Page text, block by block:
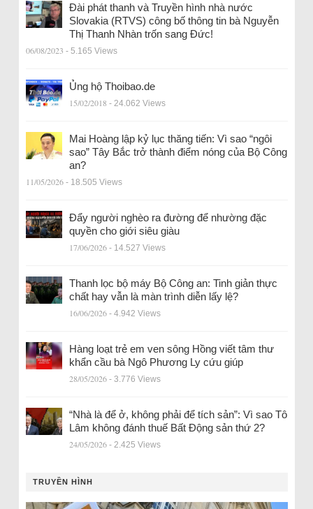
Đài phát thanh và Truyền hình nhà nước
Slovakia (RTVS) công bố thông tin bà Nguyễn
Thị Thanh Nhàn trốn sang Đức!
06/08/2023 - 5.165 Views
Ủng hộ Thoibao.de
15/02/2018 - 24.062 Views
Mai Hoàng lập kỷ lục thăng tiến: Vì sao “ngôi
sao” Tây Bắc trở thành điểm nóng của Bộ Công
an?
11/05/2026 - 18.505 Views
Đẩy người nghèo ra đường để nhường đặc
quyền cho giới siêu giàu
17/06/2026 - 14.527 Views
Thanh lọc bộ máy Bộ Công an: Tinh giản thực
chất hay vẫn là màn trình diễn lấy lệ?
16/06/2026 - 4.942 Views
Hàng loạt trẻ em ven sông Hồng viết tâm thư
khẩn cầu bà Ngô Phương Ly cứu giúp
28/05/2026 - 3.776 Views
“Nhà là để ở, không phải để tích sản”: Vì sao Tô
Lâm không đánh thuế Bất Động sản thứ 2?
24/05/2026 - 2.425 Views
TRUYỀN HÌNH